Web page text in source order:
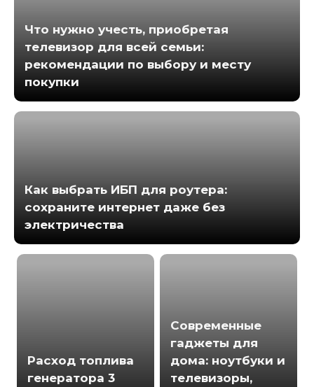
Что нужно учесть, приобретая
телевизор для всей семьи:
рекомендации по выбору и месту
покупки
Как выбрать ИБП для роутера:
сохраните интернет даже без
электричества
Расход топлива
генератора 3
Современные
гаджеты для
дома: ноутбуки и
телевизоры,